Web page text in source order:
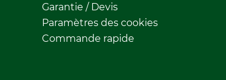
Garantie / Devis
Paramètres des cookies
Commande rapide